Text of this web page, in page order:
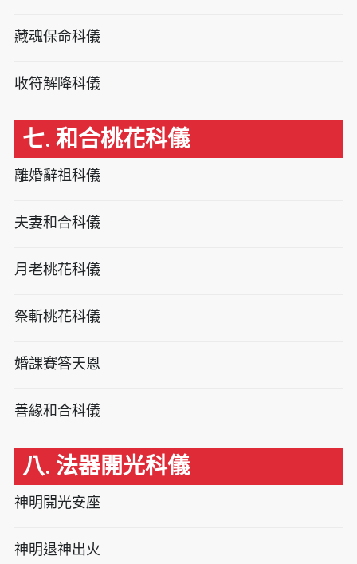
藏魂保命科儀
收符解降科儀
七. 和合桃花科儀
離婚辭祖科儀
夫妻和合科儀
月老桃花科儀
祭斬桃花科儀
婚課賽答天恩
善緣和合科儀
八. 法器開光科儀
神明開光安座
神明退神出火